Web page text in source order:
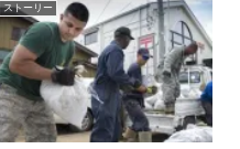
ストーリー